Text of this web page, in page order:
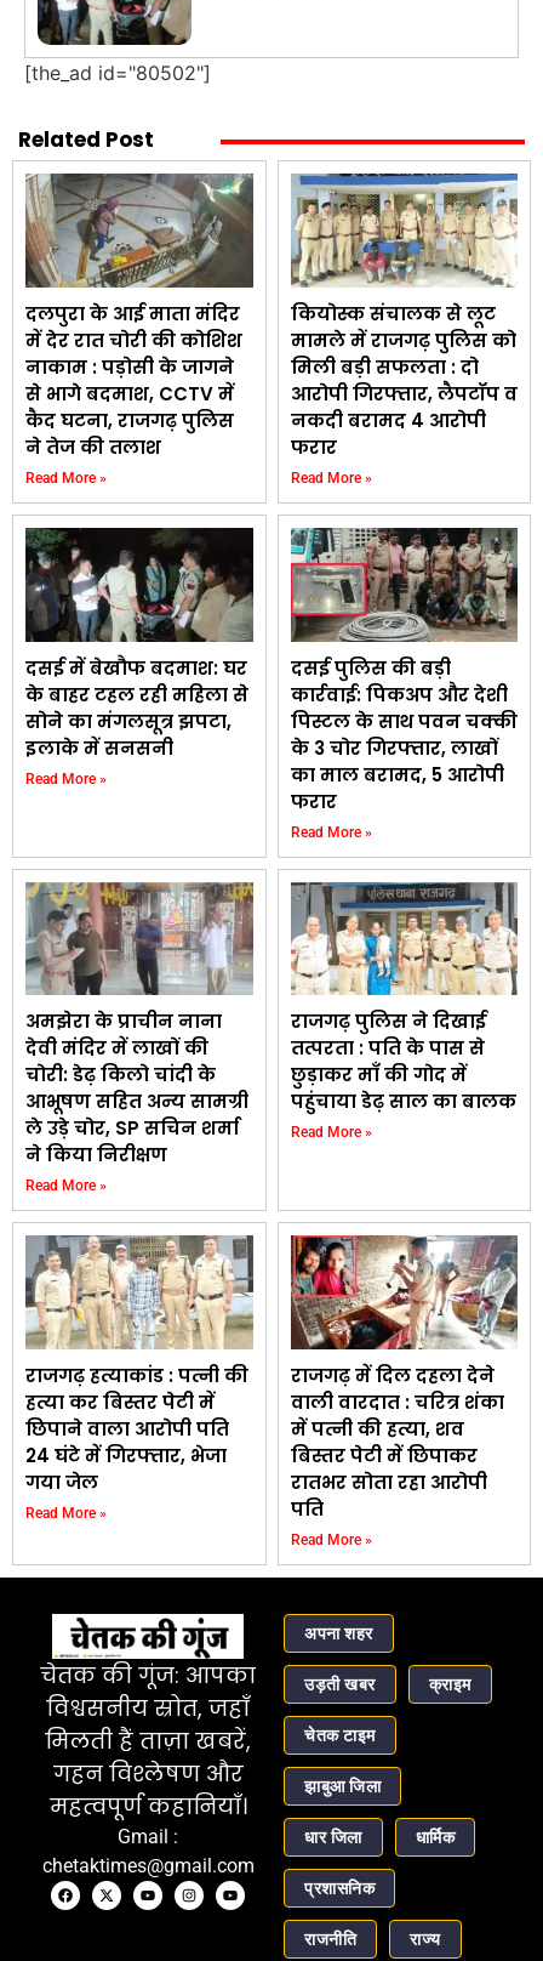
[the_ad id="80502"]
Related Post
दलपुरा के आई माता मंदिर
में देर रात चोरी की कोशिश
नाकाम : पड़ोसी के जागने
से भागे बदमाश, CCTV में
कैद घटना, राजगढ़ पुलिस
ने तेज की तलाश
Read More »
कियोस्क संचालक से लूट
मामले में राजगढ़ पुलिस को
मिली बड़ी सफलता : दो
आरोपी गिरफ्तार, लैपटॉप व
नकदी बरामद 4 आरोपी
फरार
Read More »
दसई में बेखौफ बदमाश: घर
के बाहर टहल रही महिला से
सोने का मंगलसूत्र झपटा,
इलाके में सनसनी
Read More »
दसई पुलिस की बड़ी
कार्रवाई: पिकअप और देशी
पिस्टल के साथ पवन चक्की
के 3 चोर गिरफ्तार, लाखों
का माल बरामद, 5 आरोपी
फरार
Read More »
अमझेरा के प्राचीन नाना
देवी मंदिर में लाखों की
चोरी: डेढ़ किलो चांदी के
आभूषण सहित अन्य सामग्री
ले उड़े चोर, SP सचिन शर्मा
ने किया निरीक्षण
Read More »
राजगढ़ पुलिस ने दिखाई
तत्परता : पति के पास से
छुड़ाकर माँ की गोद में
पहुंचाया डेढ़ साल का बालक
Read More »
राजगढ़ हत्याकांड : पत्नी की
हत्या कर बिस्तर पेटी में
छिपाने वाला आरोपी पति
24 घंटे में गिरफ्तार, भेजा
गया जेल
Read More »
राजगढ़ में दिल दहला देने
वाली वारदात : चरित्र शंका
में पत्नी की हत्या, शव
बिस्तर पेटी में छिपाकर
रातभर सोता रहा आरोपी
पति
Read More »
चेतक की गूंज: आपका
विश्वसनीय स्रोत, जहाँ
मिलती हैं ताज़ा खबरें,
गहन विश्लेषण और
महत्वपूर्ण कहानियाँ।
Gmail :
chetaktimes@gmail.com
अपना शहर
उड़ती खबर क्राइम
चेतक टाइम
झाबुआ जिला
धार जिला धार्मिक
प्रशासनिक
राजनीति राज्य